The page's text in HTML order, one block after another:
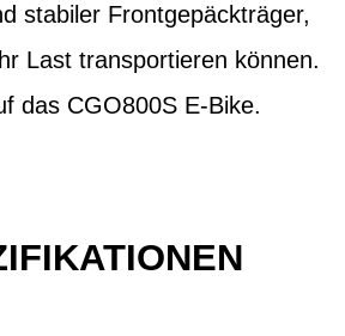
stabiler Frontgepäckträger,
Last transportieren können.
das CGO800S E-Bike.